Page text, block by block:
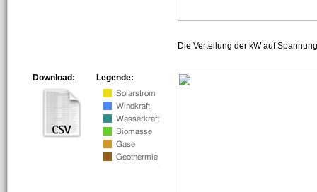
Die Verteilung der kW auf
Legende:
Download: